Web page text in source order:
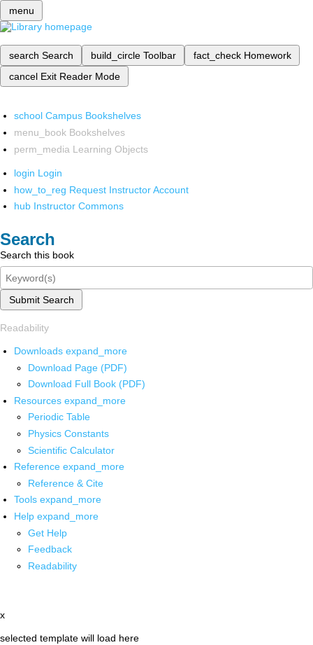
menu
search Search build_circle Toolbar fact_check Homework
cancel Exit Reader Mode
school Campus Bookshelves
menu_book Bookshelves
perm_media Learning Objects
login Login
how_to_reg Request Instructor Account
hub Instructor Commons
Search
Search this book
Submit Search
Readability
Downloads expand_more
Download Page (PDF)
Download Full Book (PDF)
Resources expand_more
Periodic Table
Physics Constants
Scientific Calculator
Reference expand_more
Reference & Cite
Tools expand_more
Help expand_more
Get Help
Feedback
Readability
x
selected template will load here